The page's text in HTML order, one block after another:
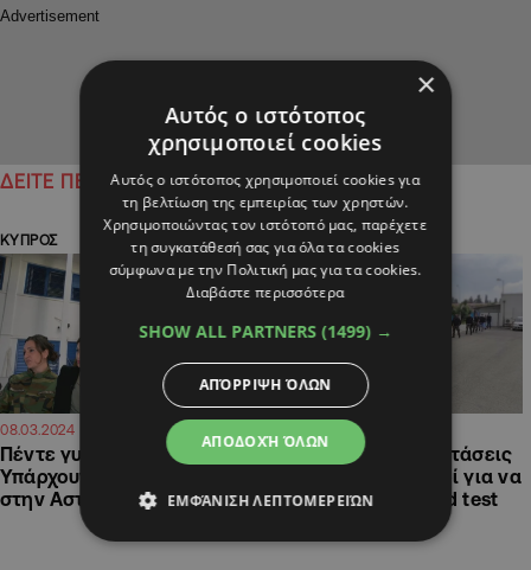
ΔΕΙΤΕ ΠΕΡΙΣΣΟΤΕΡΑ
ΚΥΠΡΟΣ
08.03.2024
Πέντε γυναίκες απαντούν:
Υπάρχουν ή όχι διακρίσεις
στην Αστυνομία Κύπρου;
ΚΥΠΡΟΣ
13:38
Mε μάσκες και αποστάσεις
δεκάδες αστυνομικοί για να
υποβληθούν σε rapid test
×
Αυτός ο ιστότοπος
χρησιμοποιεί cookies
Αυτός ο ιστότοπος χρησιμοποιεί cookies για
τη βελτίωση της εμπειρίας των χρηστών.
Χρησιμοποιώντας τον ιστότοπό μας, παρέχετε
τη συγκατάθεσή σας για όλα τα cookies
σύμφωνα με την Πολιτική μας για τα cookies.
Διαβάστε περισσότερα
SHOW ALL PARTNERS (1499) →
ΑΠΟΔΟΧΉ ΌΛΩΝ
ΑΠΌΡΡΙΨΗ ΌΛΩΝ
ΕΜΦΆΝΙΣΗ ΛΕΠΤΟΜΕΡΕΙΏΝ